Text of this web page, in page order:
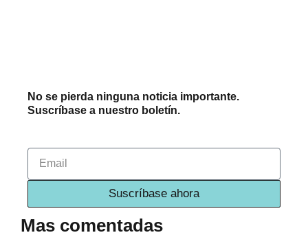
No se pierda ninguna noticia importante.
Suscríbase a nuestro boletín.
Suscríbase ahora
Mas comentadas